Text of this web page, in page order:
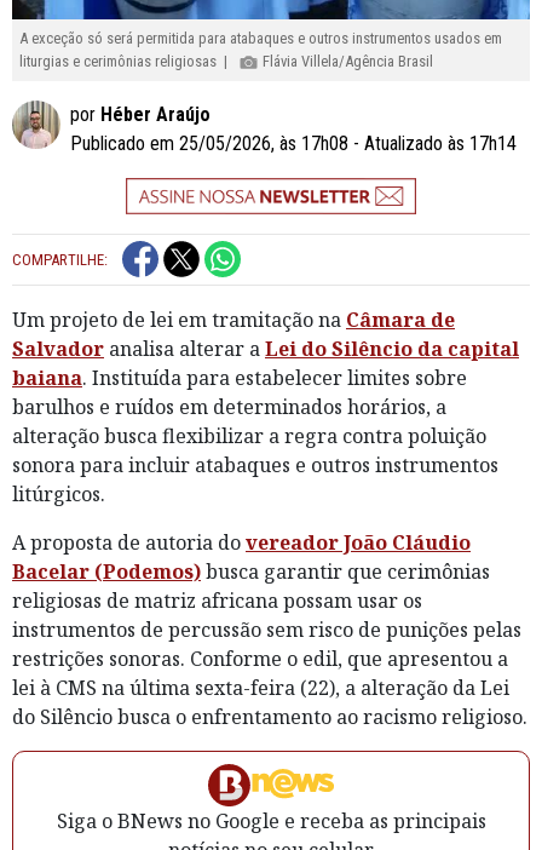
A exceção só será permitida para atabaques e outros instrumentos usados em
liturgias e cerimônias religiosas |
Flávia Villela/Agência Brasil
por Héber Araújo
Publicado em 25/05/2026, às 17h08 - Atualizado às 17h14
COMPARTILHE:
Um projeto de lei em tramitação na Câmara de
Salvador analisa alterar aLei do Silêncio da capital
baiana. Instituída para estabelecer limites sobre
barulhos e ruídos em determinados horários, a
alteração busca flexibilizar a regra contra poluição
sonora para incluir atabaques e outros instrumentos
litúrgicos.
A proposta de autoria dovereador João Cláudio
Bacelar (Podemos)busca garantir que cerimônias
religiosas de matriz africana possam usar os
instrumentos de percussão sem risco de punições pelas
restrições sonoras. Conforme o edil, que apresentou a
lei à CMS na última sexta-feira (22), a alteração da Lei
do Silêncio busca o enfrentamento ao racismo religioso.
Siga o BNews no Google e receba as principais